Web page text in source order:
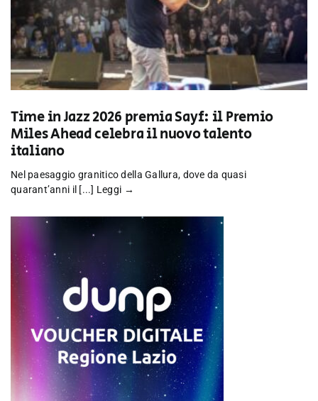
Time in Jazz 2026 premia Sayf: il Premio
Miles Ahead celebra il nuovo talento
italiano
Nel paesaggio granitico della Gallura, dove da quasi
quarant’anni il [...] Leggi →